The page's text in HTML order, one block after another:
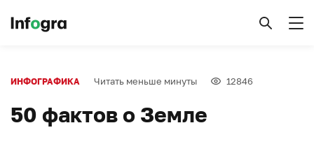
ИНФОГРАФИКА Читать меньше минуты 12846
50 фактов о Земле